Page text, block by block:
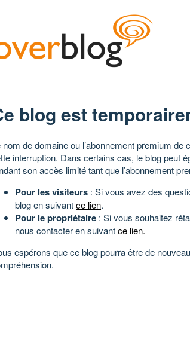
blog est
nom de domaine ou l’abonnement premium de
interruption. Dans certains cas, le blog peut
son accès limité tant que l’abonnement
Pour les visiteurs : Si vous avez des
blog en suivantce lien.
Pour le propriétaire : Si vous souhaitez
nous contacter en suivantce lien.
espérons que ce blog pourra être de